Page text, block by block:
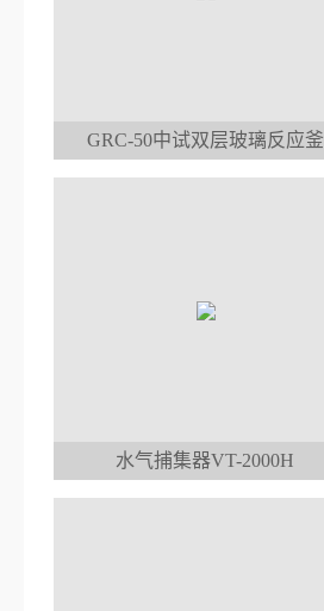
GRC-50中试双层玻璃反应釜
水气捕集器VT-2000H